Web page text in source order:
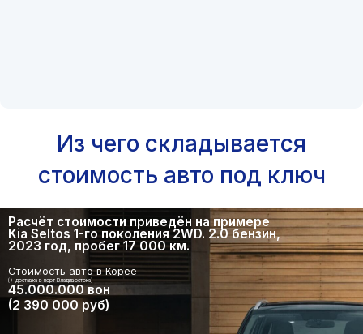
Из чего складывается
стоимость авто под ключ
Расчёт стоимости приведён на примере
Kia Seltos 1-го поколения 2WD. 2.0 бензин,
2023 год, пробег 17 000 км.
Стоимость авто в Корее
(+ доставка в порт Владивостока)
45.000.000 вон
(2 390 000 руб)